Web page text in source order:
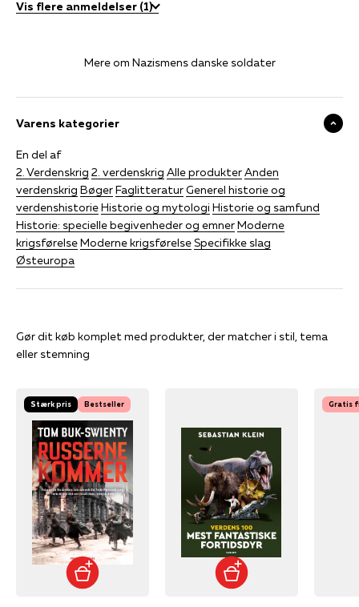
Vis flere anmeldelser (1)
Mere om Nazismens danske soldater
Varens kategorier
En del af
2. Verdenskrig 2. verdenskrig Alle produkterAnden
verdenskrig BøgerFaglitteraturGenerel historie og
verdenshistorieHistorie og mytologi Historie og samfund
Historie: specielle begivenheder og emnerModerne
krigsførelseModerne krigsførelseSpecifikke slag
Østeuropa
Gør dit køb komplet med produkter, der matcher i stil, tema
eller stemning
Stærk pris Bestseller Gratis